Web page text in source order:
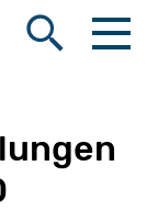
Suche öffnen